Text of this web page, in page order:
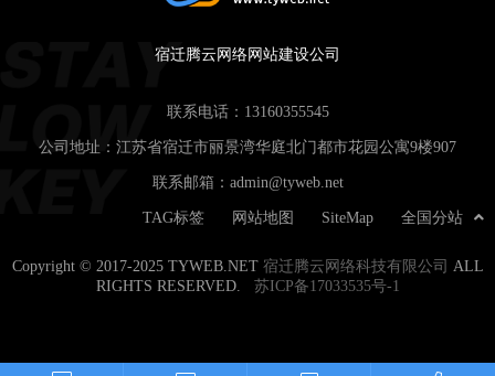
宿迁腾云网络网站建设公司
联系电话： 13160355545
公司地址：江苏省宿迁市丽景湾华庭北门都市花园公寓9楼907
联系邮箱： admin@tyweb.net
全国分站
SiteMap
网站地图
TAG标签
Copyright © 2017-2025 TYWEB.NET 宿迁腾云网络科技有限公司
ALL
RIGHTS RESERVED. 苏ICP备17033535号-1